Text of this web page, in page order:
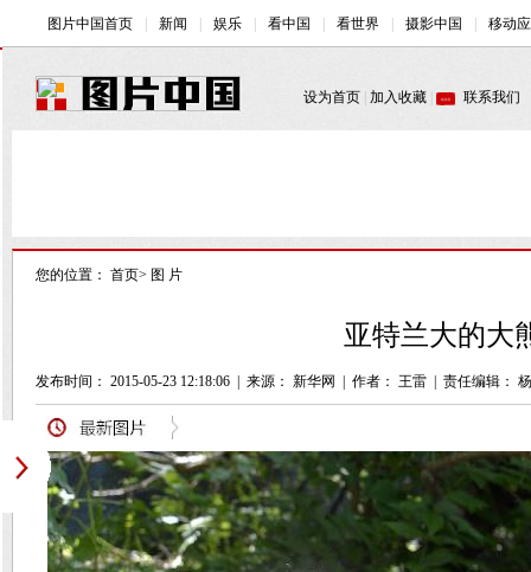
您的位置： 首页> 图 片
亚特兰大的大
发布时间： 2015-05-23 12:18:06 来源： 新华网 作者： 王雷 责任编辑：